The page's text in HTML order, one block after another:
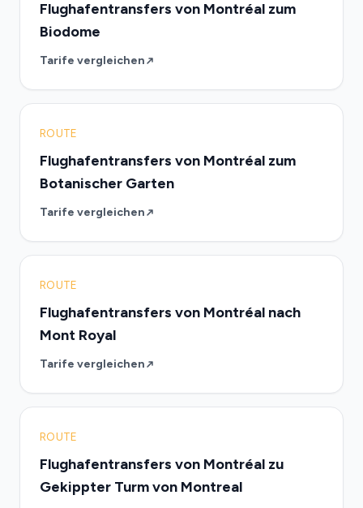
Flughafentransfers von Montréal zum
Biodome
Tarife vergleichen
ROUTE
Flughafentransfers von Montréal zum
Botanischer Garten
Tarife vergleichen
ROUTE
Flughafentransfers von Montréal nach
Mont Royal
Tarife vergleichen
ROUTE
Flughafentransfers von Montréal zu
Gekippter Turm von Montreal